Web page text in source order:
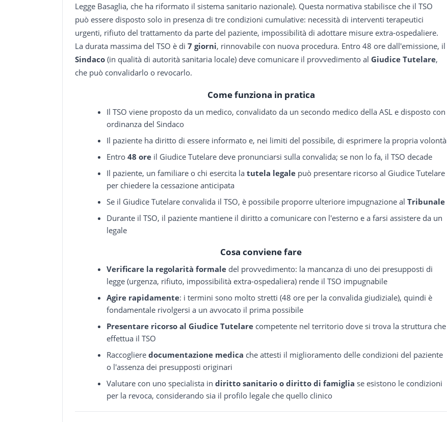
Legge Basaglia, che ha riformato il sistema sanitario nazionale). Questa normativa stabilisce che il TSO
può essere disposto solo in presenza di tre condizioni cumulative: necessità di interventi terapeutici
urgenti, rifiuto del trattamento da parte del paziente, impossibilità di adottare misure extra-ospedaliere.
La durata massima del TSO è di 7 giorni, rinnovabile con nuova procedura. Entro 48 ore dall'emissione, il
Sindaco (in qualità di autorità sanitaria locale) deve comunicare il provvedimento al Giudice Tutelare,
che può convalidarlo o revocarlo.
Come funziona in pratica
Il TSO viene proposto da un medico, convalidato da un secondo medico della ASL e disposto con
ordinanza del Sindaco
Il paziente ha diritto di essere informato e, nei limiti del possibile, di esprimere la propria volontà
Entro48 ore il Giudice Tutelare deve pronunciarsi sulla convalida; se non lo fa, il TSO decade
Il paziente, un familiare o chi esercita latutela legale può presentare ricorso al Giudice Tutelare
per chiedere la cessazione anticipata
Se il Giudice Tutelare convalida il TSO, è possibile proporre ulteriore impugnazione alTribunale
Durante il TSO, il paziente mantiene il diritto a comunicare con l'esterno e a farsi assistere da un
legale
Cosa conviene fare
Verificare la regolarità formale del provvedimento: la mancanza di uno dei presupposti di
legge (urgenza, rifiuto, impossibilità extra-ospedaliera) rende il TSO impugnabile
Agire rapidamente: i termini sono molto stretti (48 ore per la convalida giudiziale), quindi è
fondamentale rivolgersi a un avvocato il prima possibile
Presentare ricorso al Giudice Tutelare competente nel territorio dove si trova la struttura che
effettua il TSO
Raccoglieredocumentazione medica che attesti il miglioramento delle condizioni del paziente
o l'assenza dei presupposti originari
Valutare con uno specialista indiritto sanitario o diritto di famiglia se esistono le condizioni
per la revoca, considerando sia il profilo legale che quello clinico